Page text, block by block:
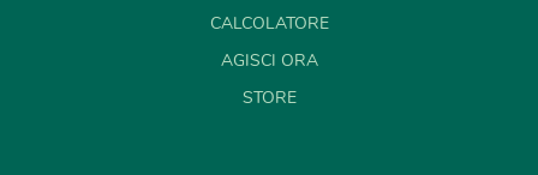
CALCOLATORE
AGISCI ORA
STORE